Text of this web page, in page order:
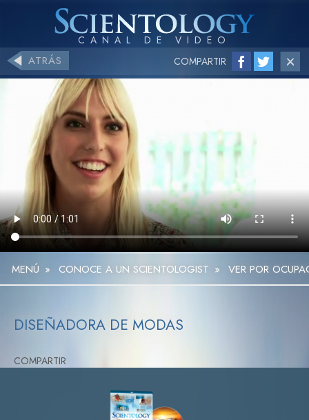
ATRÁS COMPARTIR
MENÚ » CONOCE A UN SCIENTOLOGIST » VER POR
DISEÑADORA DE MODAS
COMPARTIR